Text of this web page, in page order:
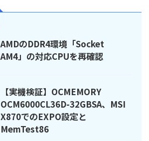
AMDのDDR4環境「Socket
AM4」の対応CPUを再確認
【実機検証】OCMEMORY
OCM6000CL36D-32GBSA、MSI
X870でのEXPO設定と
MemTest86